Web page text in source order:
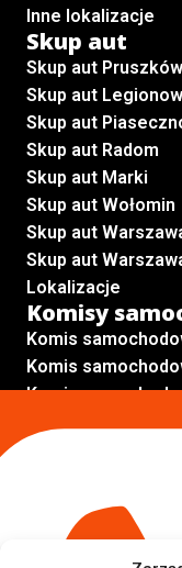
Inne lokalizacje
Skup aut
Skup aut Pruszków
Skup aut
Skup aut
Skup aut Radom
Skup aut Marki
Skup aut Wołomin
Skup aut
Skup aut
Lokalizacje
Komisy
Komis
Komis
Komis
Komis
Komis
Inne Lokalizacje